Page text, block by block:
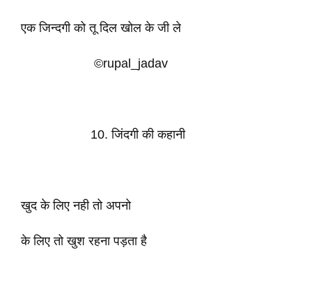
एक जिन्दगी को तू दिल खोल के जी ले
©rupal_jadav
10. जिंदगी की कहानी
खुद के लिए नही तो अपनो
के लिए तो खुश रहना पड़ता है